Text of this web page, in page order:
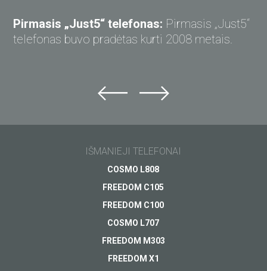
Rytojaus
inovacijos tavo
išmaniajame
Klauskite „Just5“
Klauskite ir gaukite atsakymą el. paštu.
Pirmasis „Just5“ telefonas: Pirmasis „Just5“
telefonas buvo pradėtas kurti 2008 metais.
IŠMANIEJI TELEFONAI
COSMO L808
FREEDOM C105
FREEDOM C100
COSMO L707
FREEDOM M303
FREEDOM X1